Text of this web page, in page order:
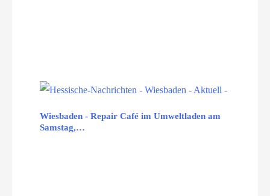
Wiesbaden - Repair Café im Umweltladen am
Samstag,…